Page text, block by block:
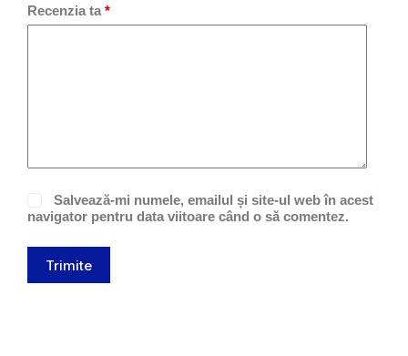
Recenzia ta *
Salvează-mi numele, emailul și site-ul web în acest
navigator pentru data viitoare când o să comentez.
Trimite